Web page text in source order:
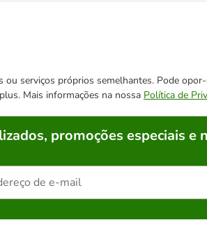
serviços próprios semelhantes. Pode
Mais informações na nossa Política de
promoções especiais e